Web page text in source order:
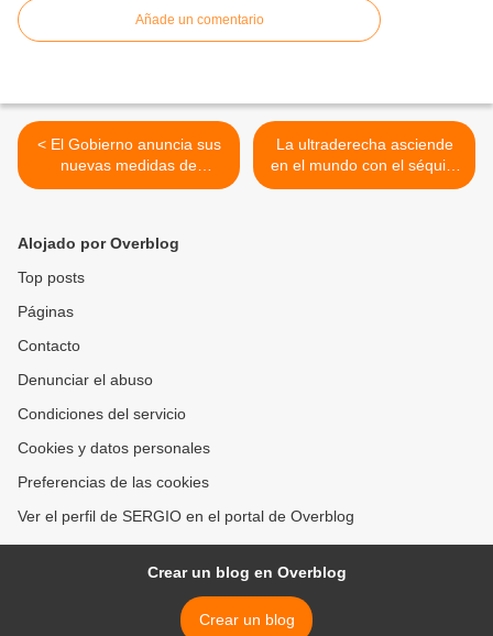
Añade un comentario
< El Gobierno anuncia sus
nuevas medidas de
vivienda: ventajas fiscales
residentes
La ultraderecha asciende
en el mundo con el séquito
de Musk, Trump, Silicon
Alojado por Overblog
Top posts
Páginas
Contacto
Denunciar el abuso
Condiciones del servicio
Cookies y datos personales
Preferencias de las cookies
Ver el perfil de SERGIO en el portal de Overblog
Crear un blog en Overblog
Crear un blog